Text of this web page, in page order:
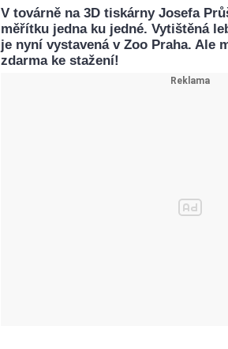
V továrně na 3D tiskárny Josefa
měřítku jedna ku jedné. Vytištěná
je nyní vystavená v Zoo Praha. Ale
zdarma ke stažení!